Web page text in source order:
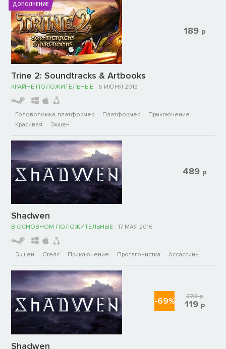
ДОПОЛНЕНИЕ
Trine 2: Soundtracks & Artbooks
КРАЙНЕ ПОЛОЖИТЕЛЬНЫЕ 6 ИЮНЯ 2013
Головоломка-платформер Платформер
Приключение
Красивая
Экшен
189 р
Shadwen
В ОСНОВНОМ ПОЛОЖИТЕЛЬНЫЕ 17 МАЯ 2016
Экшен Стелс Приключение Протагонистка Ассассины
489 р
Shadwen
-69% 379р
119 р